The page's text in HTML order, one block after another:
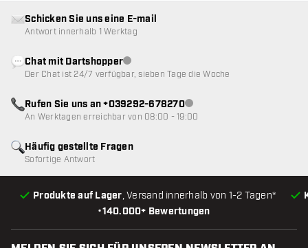
•140.000+ Bewertungen
Produkte auf Lager, Versand innerhalb von 1-2 Tagen*
Häufig gestellte Fragen
Sofortige Antwort
Schicken Sie uns eine E-mail
Antwort innerhalb 1 Werktag
Chat mit DartshopperKundenservice nicht verfügbar
Der Chat ist 24/7 verfügbar, sieben Tage die Woche
Rufen Sie uns an +039292-678270Kundenservice nicht
An Werktagen erreichbar von 08:00 - 19:00